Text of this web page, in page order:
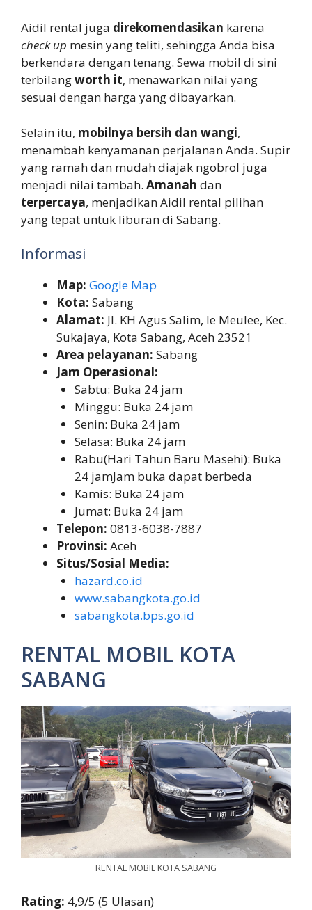
Aidil rental juga direkomendasikan karena
check up mesin yang teliti, sehingga Anda bisa
berkendara dengan tenang. Sewa mobil di sini
terbilangworth it, menawarkan nilai yang
sesuai dengan harga yang dibayarkan.
Selain itu, mobilnya bersih dan wangi,
menambah kenyamanan perjalanan Anda. Supir
yang ramah dan mudah diajak ngobrol juga
menjadi nilai tambah. Amanah dan
terpercaya, menjadikan Aidil rental pilihan
yang tepat untuk liburan di Sabang.
Informasi
Map: Google Map
Kota: Sabang
Alamat: Jl. KH Agus Salim, Ie Meulee, Kec.
Sukajaya, Kota Sabang, Aceh 23521
Area pelayanan: Sabang
Jam Operasional:
Sabtu: Buka 24 jam
Minggu: Buka 24 jam
Senin: Buka 24 jam
Selasa: Buka 24 jam
Rabu(Hari Tahun Baru Masehi): Buka
24 jamJam buka dapat berbeda
Kamis: Buka 24 jam
Jumat: Buka 24 jam
Telepon: 0813-6038-7887
Provinsi: Aceh
Situs/Sosial Media:
hazard.co.id
www.sabangkota.go.id
sabangkota.bps.go.id
RENTAL MOBIL KOTA
SABANG
RENTAL MOBIL KOTA SABANG
Rating: 4,9/5 (5 Ulasan)